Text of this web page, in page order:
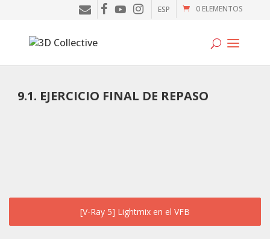
Tutoriales
0 ELEMENTOS
ESP
9.1. EJERCICIO FINAL DE REPASO
[V-Ray 5] Lightmix en el VFB